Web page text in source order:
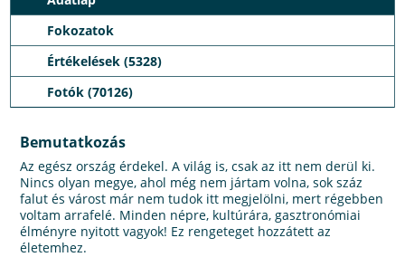
Fokozatok
Értékelések (5328)
Fotók (70126)
Bemutatkozás
Az egész ország érdekel. A világ is, csak az itt nem derül ki.
Nincs olyan megye, ahol még nem jártam volna, sok száz
falut és várost már nem tudok itt megjelölni, mert régebben
voltam arrafelé. Minden népre, kultúrára, gasztronómiai
élményre nyitott vagyok! Ez rengeteget hozzátett az
életemhez.